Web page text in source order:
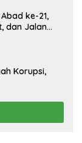
ke-21,
dan Jalan
Korupsi,